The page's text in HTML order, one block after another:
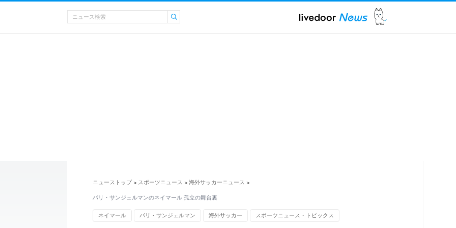
ニューストップ > スポーツニュース > 海外サッカーニュース >
パリ・サンジェルマンのネイマール 孤立の舞台裏
ネイマール パリ・サンジェルマン 海外サッカー スポーツニュース・トピックス